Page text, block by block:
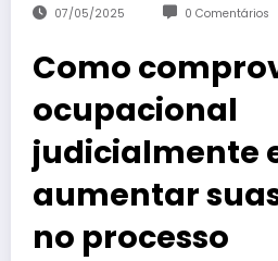
07/05/2025 0 Comentários
Como
ocupacional
judicialmente
aumentar
no processo